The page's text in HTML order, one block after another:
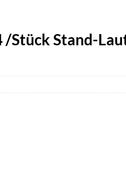
/Stück Stand-